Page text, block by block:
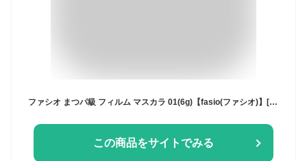
ファシオ まつパ級 フィルム マスカラ 01(6g)【fasio(ファシオ)】[ブラック お湯で落ちる ロング ボリューム]
この商品をサイトでみる